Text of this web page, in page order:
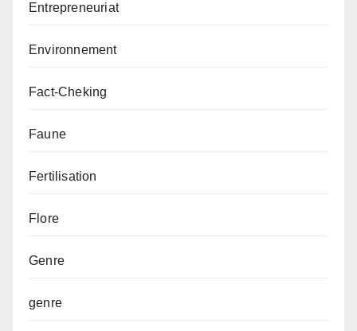
Entrepreneuriat
Environnement
Fact-Cheking
Faune
Fertilisation
Flore
Genre
genre